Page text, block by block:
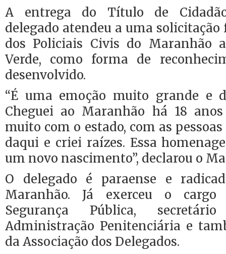
A entrega do Título de
delegado atendeu a uma
dos Policiais Civis do Maranhão
Verde, como forma de
desenvolvido.
“É uma emoção muito grande e
Cheguei ao Maranhão há 18
muito com o estado, com as
daqui e criei raízes. Essa
um novo nascimento”, declarou o
O delegado é paraense e
Maranhão. Já exerceu o
Segurança Pública,
Administração Penitenciária e
da Associação dos Delegados.